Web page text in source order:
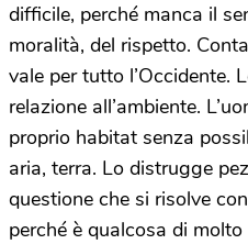
difficile, perché manca il
moralità, del rispetto.
vale per tutto l’Occidente.
relazione all’ambiente.
proprio habitat senza
aria, terra. Lo distrugge
questione che si risolve
perché è qualcosa di